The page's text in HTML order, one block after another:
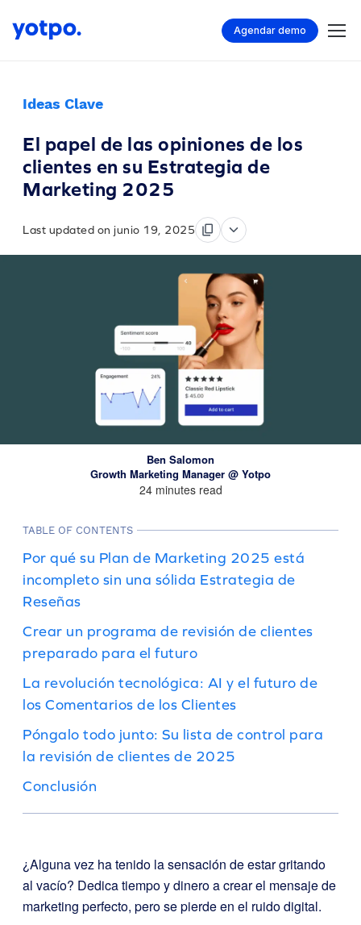
Agendar demo
Ideas Clave
El papel de las opiniones de los
clientes en su Estrategia de
Marketing 2025
Last updated on junio 19, 2025
Ben Salomon
Growth Marketing Manager @ Yotpo
24 minutes read
TABLE OF CONTENTS
Por qué su Plan de Marketing 2025 está
incompleto sin una sólida Estrategia de
Reseñas
Crear un programa de revisión de clientes
preparado para el futuro
La revolución tecnológica: AI y el futuro de
los Comentarios de los Clientes
Póngalo todo junto: Su lista de control para
la revisión de clientes de 2025
Conclusión
¿Alguna vez ha tenido la sensación de estar gritando
al vacío? Dedica tiempo y dinero a crear el mensaje de
marketing perfecto, pero se pierde en el ruido digital.